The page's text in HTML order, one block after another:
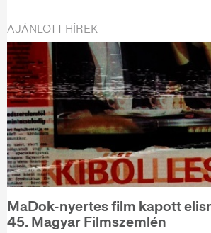
AJÁNLOTT HÍREK
MaDok-nyertes film kapott
45. Magyar Filmszemlén